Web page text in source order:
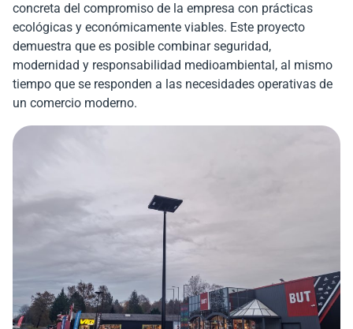
concreta del compromiso de la empresa con prácticas
ecológicas y económicamente viables. Este proyecto
demuestra que es posible combinar seguridad,
modernidad y responsabilidad medioambiental, al mismo
tiempo que se responden a las necesidades operativas de
un comercio moderno.